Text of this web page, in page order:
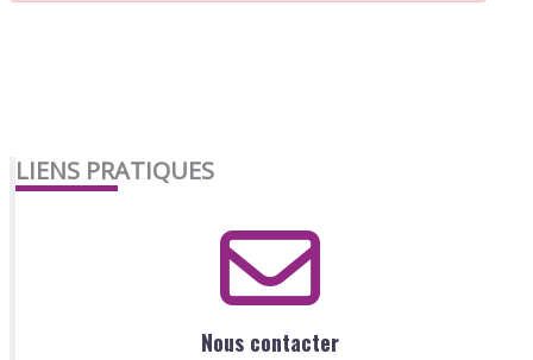
LIENS PRATIQUES
Nous contacter